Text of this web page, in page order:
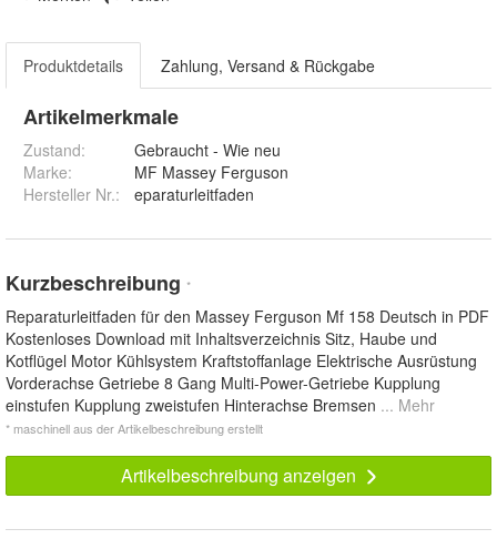
Produktdetails Zahlung, Versand & Rückgabe
Artikelmerkmale
Zustand:
Gebraucht - Wie neu
Marke:
MF Massey Ferguson
Hersteller Nr.:
eparaturleitfaden
Kurzbeschreibung *
Reparaturleitfaden für den Massey Ferguson Mf 158 Deutsch in PDF
Kostenloses Download mit Inhaltsverzeichnis Sitz, Haube und
Kotflügel Motor Kühlsystem Kraftstoffanlage Elektrische Ausrüstung
Vorderachse Getriebe 8 Gang Multi-Power-Getriebe Kupplung
einstufen Kupplung zweistufen Hinterachse Bremsen ... Mehr
* maschinell aus der Artikelbeschreibung erstellt
Artikelbeschreibung anzeigen